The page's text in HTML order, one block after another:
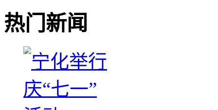
热门新闻